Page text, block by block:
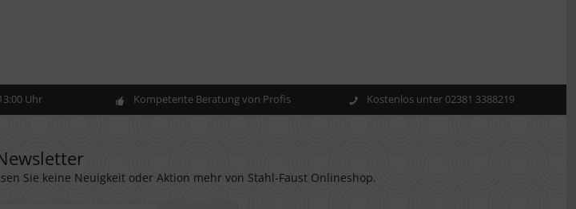
Uhr Kompetente Beratung von Profis Kostenlos unter 02381 3388219
Sie keine Neuigkeit oder Aktion mehr von Stahl-Faust Onlineshop.